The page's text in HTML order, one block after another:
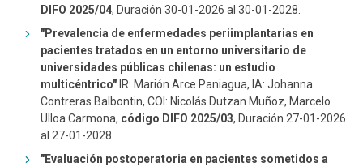
DIFO 2025/04, Duración 30-01-2026 al 30-01-2028.
"Prevalencia de enfermedades periimplantarias en
pacientes tratados en un entorno universitario de
universidades públicas chilenas: un estudio
multicéntrico" IR: Marión Arce Paniagua, IA: Johanna
Contreras Balbontin, COI: Nicolás Dutzan Muñoz, Marcelo
Ulloa Carmona, código DIFO 2025/03, Duración 27-01-2026
al 27-01-2028.
"Evaluación postoperatoria en pacientes sometidos a